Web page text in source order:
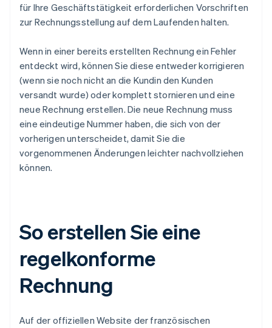
für Ihre Geschäftstätigkeit erforderlichen Vorschriften
zur Rechnungsstellung auf dem Laufenden halten.
Wenn in einer bereits erstellten Rechnung ein Fehler
entdeckt wird, können Sie diese entweder korrigieren
(wenn sie noch nicht an die Kundin den Kunden
versandt wurde) oder komplett stornieren und eine
neue Rechnung erstellen. Die neue Rechnung muss
eine eindeutige Nummer haben, die sich von der
vorherigen unterscheidet, damit Sie die
vorgenommenen Änderungen leichter nachvollziehen
können.
So erstellen Sie eine
regelkonforme
Rechnung
Auf der offiziellen Website der französischen